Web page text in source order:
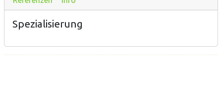
Spezialisierung